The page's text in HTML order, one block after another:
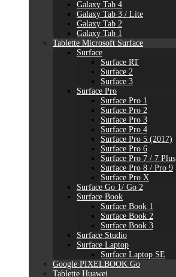
Galaxy Tab 4
Galaxy Tab 3 / Lite
Galaxy Tab 2
Galaxy Tab 1
Tablette Microsoft Surface
Surface
Surface RT
Surface 2
Surface 3
Surface Pro
Surface Pro 1
Surface Pro 2
Surface Pro 3
Surface Pro 4
Surface Pro 5 (2017)
Surface Pro 6
Surface Pro 7 / 7 Plus
Surface Pro 8 / Pro 9
Surface Pro X
Surface Go 1/ Go 2
Surface Book
Surface Book 1
Surface Book 2
Surface Book 3
Surface Studio
Surface Laptop
Surface Laptop SE
Google PIXELBOOK Go
Tablette Huawei